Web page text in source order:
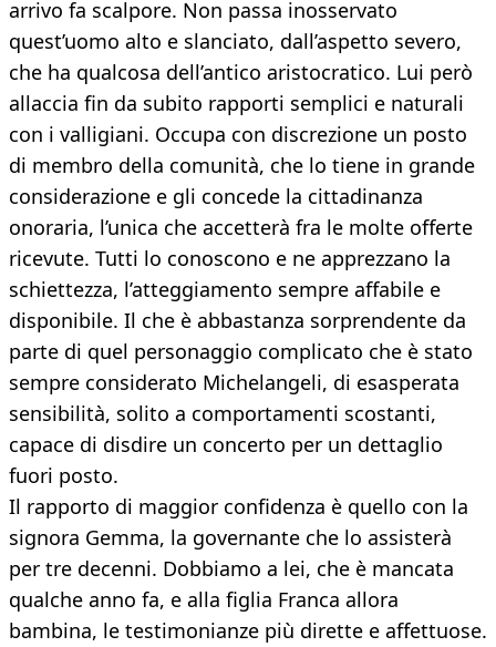
arrivo fa scalpore. Non passa inosservato
quest’uomo alto e slanciato, dall’aspetto severo,
che ha qualcosa dell’antico aristocratico. Lui però
allaccia fin da subito rapporti semplici e naturali
con i valligiani. Occupa con discrezione un posto
di membro della comunità, che lo tiene in grande
considerazione e gli concede la cittadinanza
onoraria, l’unica che accetterà fra le molte offerte
ricevute. Tutti lo conoscono e ne apprezzano la
schiettezza, l’atteggiamento sempre affabile e
disponibile. Il che è abbastanza sorprendente da
parte di quel personaggio complicato che è stato
sempre considerato Michelangeli, di esasperata
sensibilità, solito a comportamenti scostanti,
capace di disdire un concerto per un dettaglio
fuori posto.
Il rapporto di maggior confidenza è quello con la
signora Gemma, la governante che lo assisterà
per tre decenni. Dobbiamo a lei, che è mancata
qualche anno fa, e alla figlia Franca allora
bambina, le testimonianze più dirette e affettuose.